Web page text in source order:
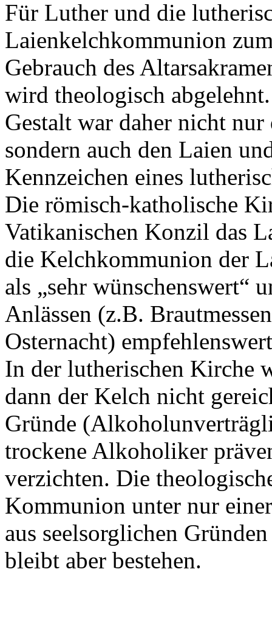
Für Luther und die
Laienkelchkommunion
Gebrauch des
wird theologisch
Gestalt war daher nicht
sondern auch den Laien
Kennzeichen eines
Die römisch-katholische
Vatikanischen Konzil das
die Kelchkommunion der
als „sehr wünschenswert“
Anlässen (z.B.
Osternacht)
In der lutherischen Kirche
dann der Kelch nicht
Gründe
trockene Alkoholiker
verzichten. Die
Kommunion unter nur
aus seelsorglichen
bleibt aber bestehen.